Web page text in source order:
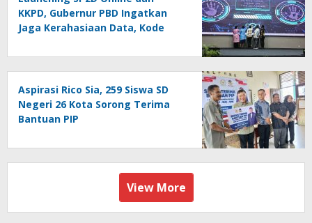
KKPD, Gubernur PBD Ingatkan
Jaga Kerahasiaan Data, Kode
Aspirasi Rico Sia, 259 Siswa SD
Negeri 26 Kota Sorong Terima
Bantuan PIP
View More